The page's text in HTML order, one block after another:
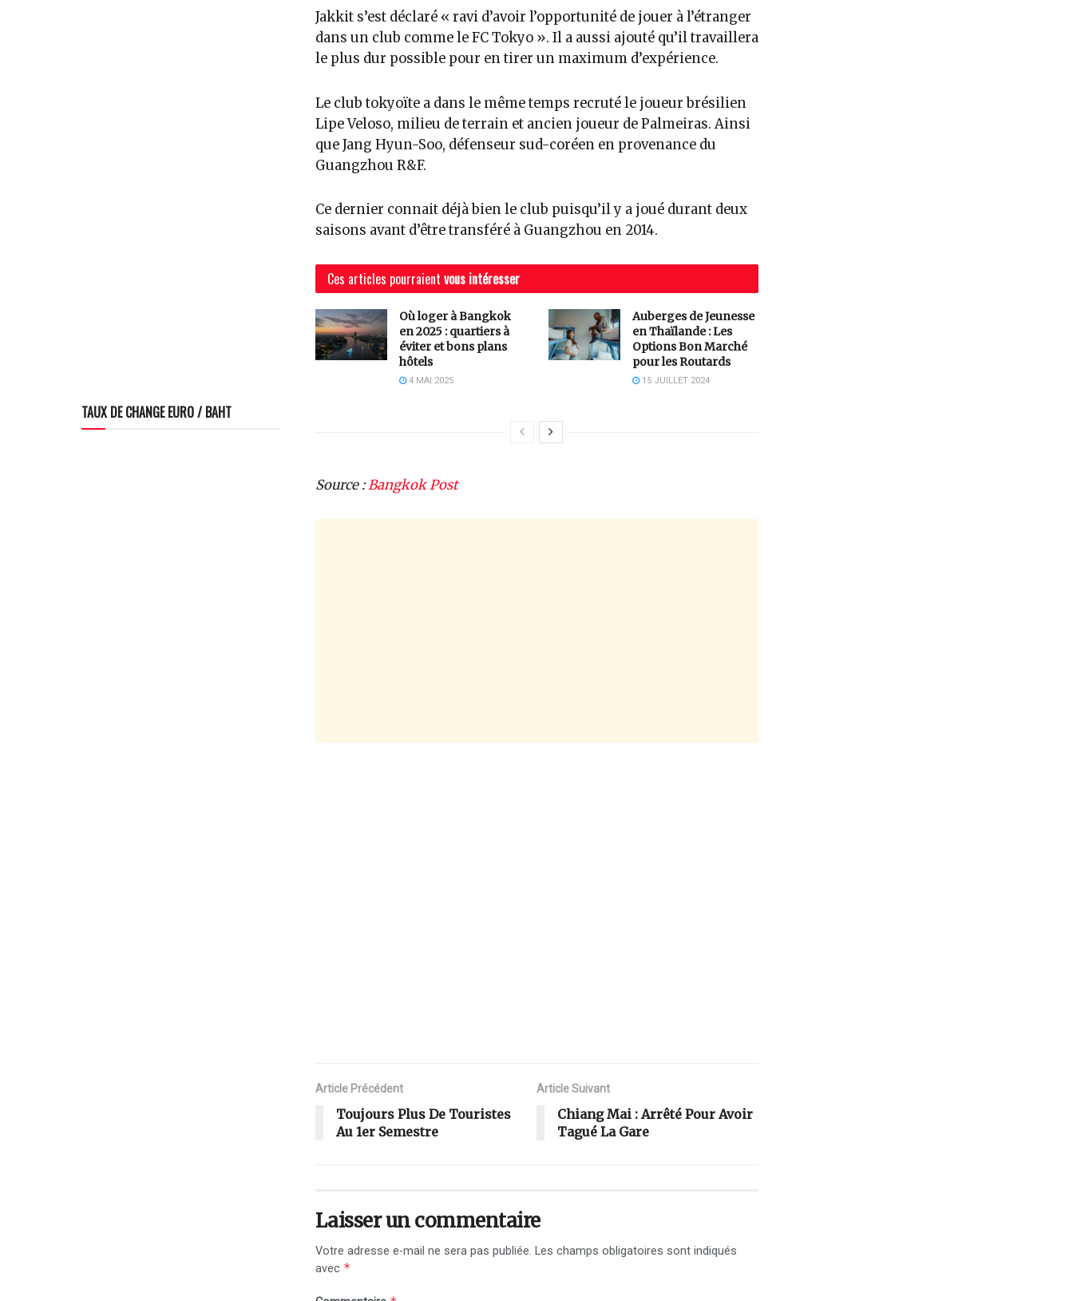
Jakkit s’est déclaré « ravi d’avoir l’opportunité de jouer à l’étranger
dans un club comme le FC Tokyo ». Il a aussi ajouté qu’il travaillera
le plus dur possible pour en tirer un maximum d’expérience.
Le club tokyoïte a dans le même temps recruté le joueur brésilien
Lipe Veloso, milieu de terrain et ancien joueur de Palmeiras. Ainsi
que Jang Hyun-Soo, défenseur sud-coréen en provenance du
Guangzhou R&F.
Ce dernier connait déjà bien le club puisqu’il y a joué durant deux
saisons avant d’être transféré à Guangzhou en 2014.
Ces articles pourraient vous intéresser
Où loger à Bangkok
en 2025 : quartiers à
éviter et bons plans
hôtels
4 MAI 2025
Auberges de Jeunesse
en Thaïlande : Les
Options Bon Marché
pour les Routards
15 JUILLET 2024
Source :Bangkok Post
Article Précédent
Toujours Plus De Touristes
Au 1er Semestre
Article Suivant
Chiang Mai : Arrêté Pour Avoir
Tagué La Gare
Laisser un commentaire
Votre adresse e-mail ne sera pas publiée. Les champs obligatoires sont indiqués
avec *
TAUX DE CHANGE EURO / BAHT